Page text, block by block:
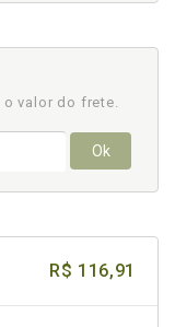
o valor do frete.
Ok
R$ 116,91